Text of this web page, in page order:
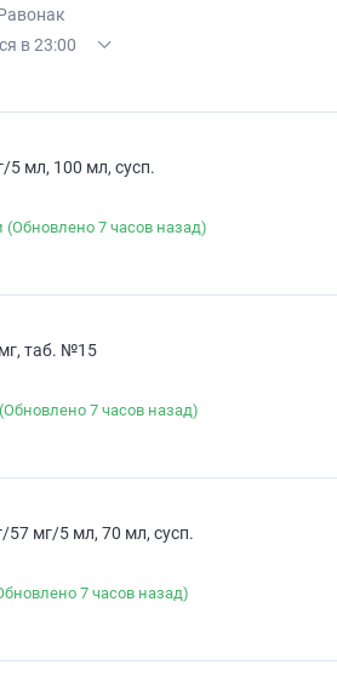
в 23:00
5 мл, 100 мл, сусп.
(Обновлено 7 часов назад)
таб. №15
(Обновлено 7 часов назад)
мг/5 мл, 70 мл, сусп.
7 часов назад)